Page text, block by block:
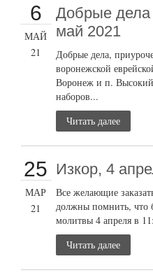
6
МАЙ
21
Добрые дела
май 2021
Добрые дела,
воронежской
Воронеж и п.
наборов...
Читать далее
25
МАР
21
Изкор, 4
Все желающие
должны помнить, что
молитвы 4 апреля в
Читать далее